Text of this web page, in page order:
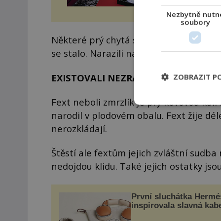
Některé prý chytá sebranický soused
se stalo. Narazili na fexta. Už jste
EXISTOVALI NEZRANITELNÍ FEXTI?
Fext neboli zmrzlík je prý kovovou
narodil v plodovém obalu. Fext žije
nerozkládají.
Štěstí ale fextům jejich zvláštní
nedojdou klidu. Také jejich ostatky
První sluchátka
inspirovala slavná
Nezbytně
soubory
ZOBRAZIT